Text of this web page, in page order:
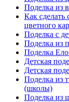
Поделка из
Как сделать
цветного
Поделка с
Поделка из
Поделка
Детская
Детская
Поделка из
(школы)
Поделка из